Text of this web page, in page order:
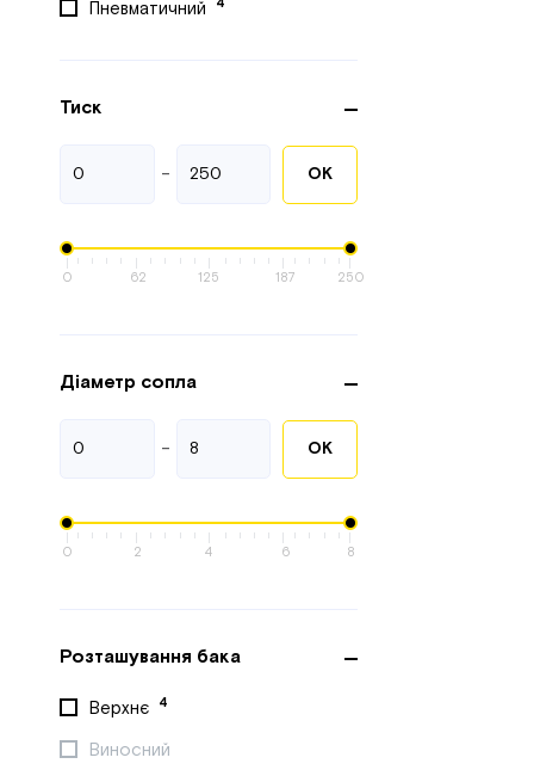
Пневматичний
Тиск
- ОК
0 62 125 187 250
Діаметр сопла
- ОК
0 2 4 6 8
Розташування бака
Верхнє 4
Виносний